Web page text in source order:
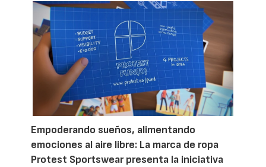
Empoderando sueños, alimentando
emociones al aire libre: La marca de ropa
Protest Sportswear presenta la iniciativa